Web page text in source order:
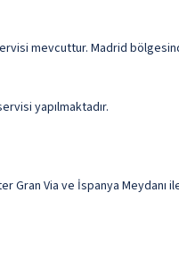
mevcuttur. Madrid
yapılmaktadır.
Via ve İspanya